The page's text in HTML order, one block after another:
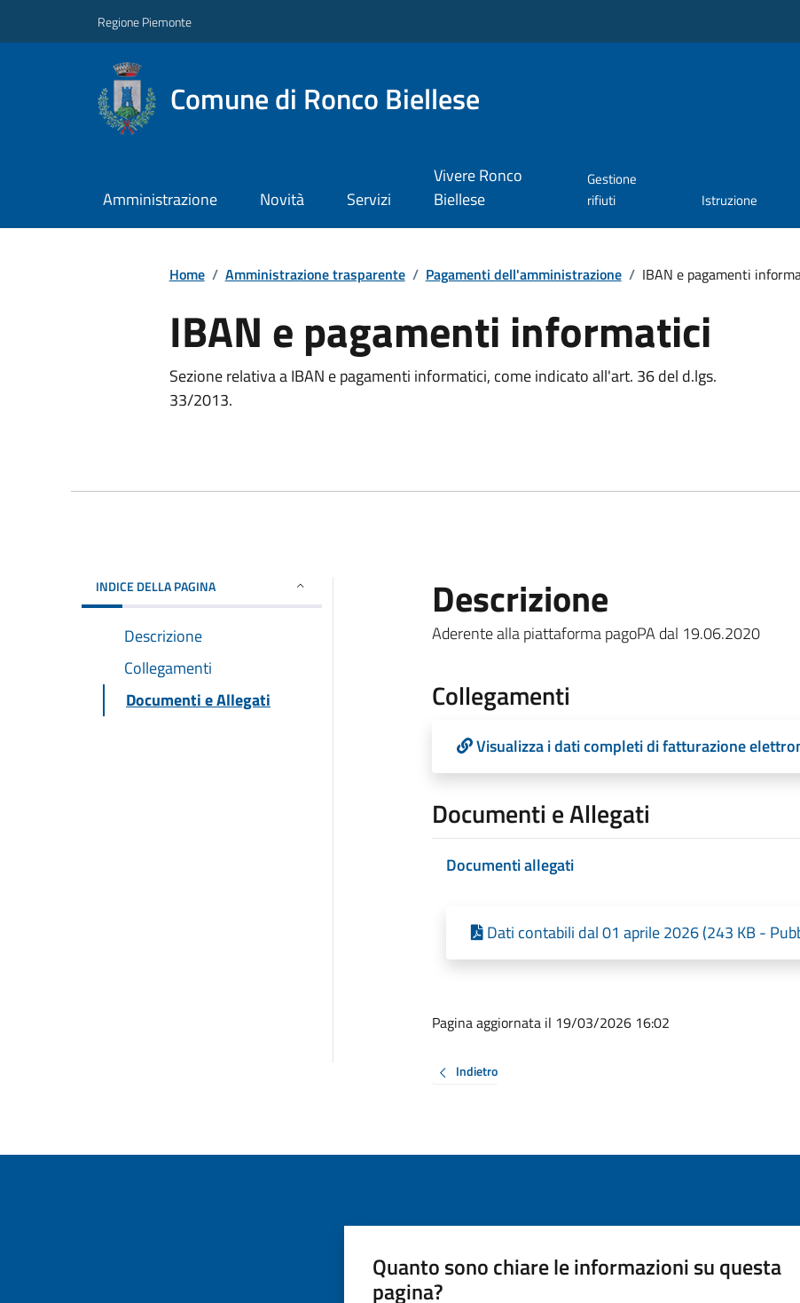
Regione Piemonte
Comune di Ronco Biellese
Amministrazione Novità Servizi
Vivere Ronco
Biellese
Gestione
rifiuti
Istruzione
Home / Amministrazione trasparente / Pagamenti dell'amministrazione / IBAN e pagamenti
IBAN e pagamenti informatici
Sezione relativa a IBAN e pagamenti informatici, come indicato all'art. 36 del d.lgs.
33/2013.
INDICE DELLA PAGINA
Descrizione
Collegamenti
Documenti e Allegati
Descrizione
Aderente alla piattaforma pagoPA dal 19.06.2020
Collegamenti
Visualizza i dati completi di fatturazione
Documenti e Allegati
Documenti allegati
Dati contabili dal 01 aprile 2026 (243 KB -
Pagina aggiornata il 19/03/2026 16:02
Indietro
Quanto sono chiare le informazioni su questa
pagina?